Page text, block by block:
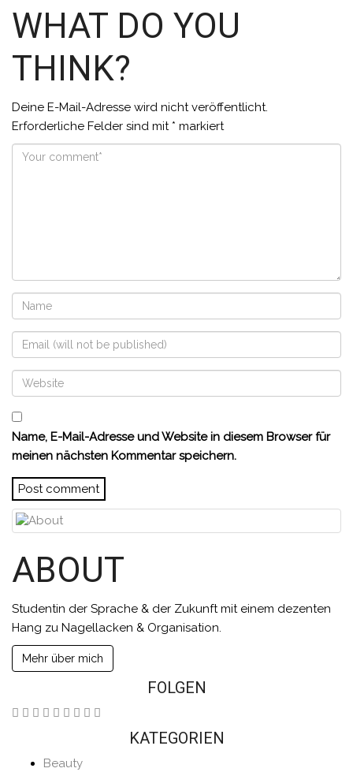
WHAT DO YOU
THINK?
Deine E-Mail-Adresse wird nicht veröffentlicht.
Erforderliche Felder sind mit * markiert
Name, E-Mail-Adresse und Website in diesem Browser für
meinen nächsten Kommentar speichern.
ABOUT
Studentin der Sprache & der Zukunft mit einem dezenten
Hang zu Nagellacken & Organisation.
Mehr über mich
FOLGEN
KATEGORIEN
Beauty